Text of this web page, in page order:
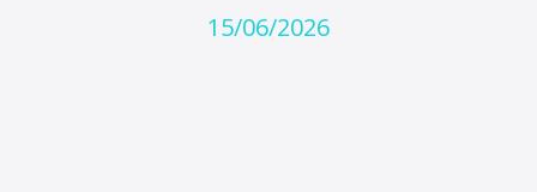
15/06/2026